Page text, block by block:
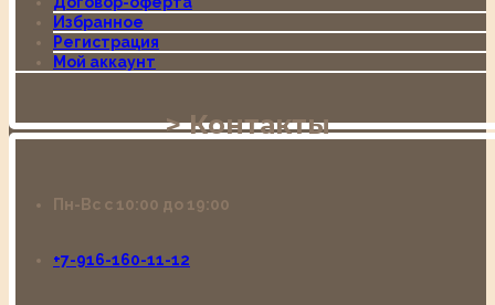
Избранное
Регистрация
Мой аккаунт
Контакты
Пн-Вс с 10:00 до 19:00
+7-916-160-11-12